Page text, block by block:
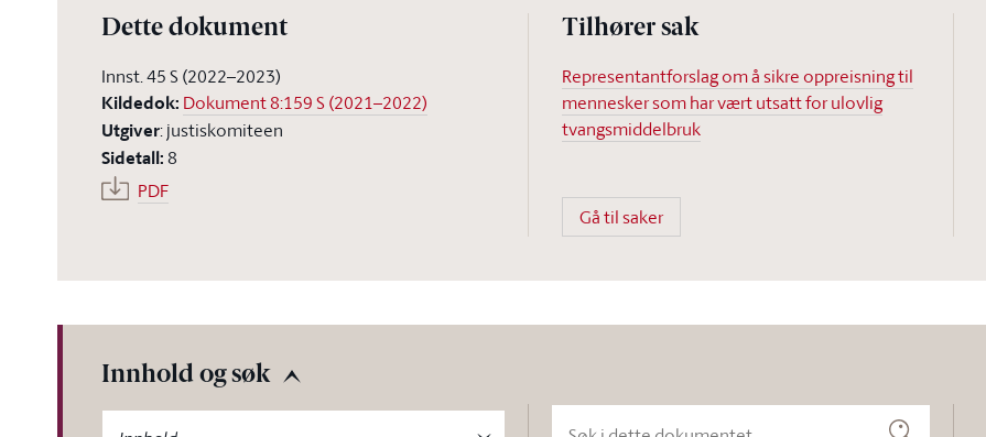
Dette dokument
Innst. 45 S (2022–2023)
Kildedok: Dokument 8:159 S (2021–2022)
Utgiver:justiskomiteen
Sidetall:8
PDF
Tilhører sak
Representantforslag om å sikre oppreisning til
mennesker som har vært utsatt for ulovlig
tvangsmiddelbruk
Gå til saker
Innhold og søk